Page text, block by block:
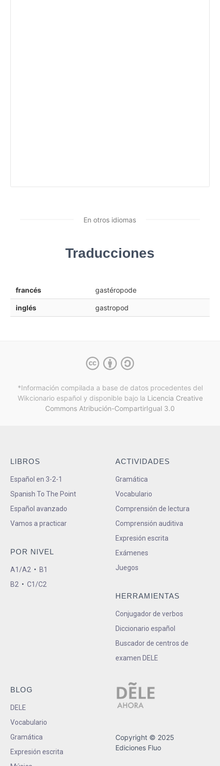
En otros idiomas
Traducciones
francés gastéropode
inglés gastropod
*Información compilada a base de datos procedentes del
Wikcionario español y disponible bajo la Licencia Creative
Commons Atribución-CompartirIgual 3.0
LIBROS
Español en 3-2-1
Spanish To The Point
Español avanzado
Vamos a practicar
POR NIVEL
A1/A2 • B1
B2 • C1/C2
ACTIVIDADES
Gramática
Vocabulario
Comprensión de lectura
Comprensión auditiva
Expresión escrita
Exámenes
Juegos
HERRAMIENTAS
Conjugador de verbos
Diccionario español
Buscador de centros de
examen DELE
BLOG
DELE
Vocabulario
Gramática
Expresión escrita
Copyright © 2025
Ediciones Fluo